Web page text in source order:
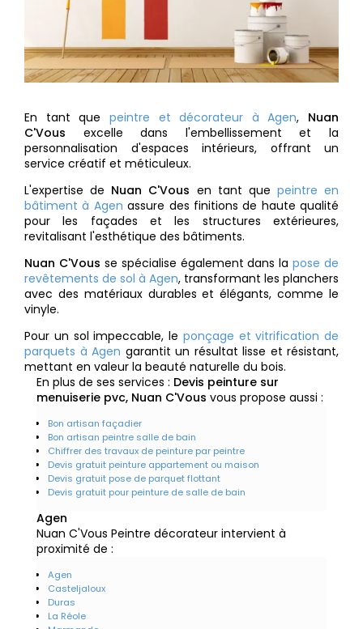
En tant que peintre et décorateur à Agen, Nuan
C'Vous excelle dans l'embellissement et la
personnalisation d'espaces intérieurs, offrant un
service créatif et méticuleux.
L'expertise de Nuan C'Vous en tant que peintre en
bâtiment à Agen assure des finitions de haute qualité
pour les façades et les structures extérieures,
revitalisant l'esthétique des bâtiments.
Nuan C'Vous se spécialise également dans lapose de
revêtements de sol à Agen, transformant les planchers
avec des matériaux durables et élégants, comme le
vinyle.
Pour un sol impeccable, le ponçage et vitrification de
parquets à Agen garantit un résultat lisse et résistant,
mettant en valeur la beauté naturelle du bois.
En plus de ses services : Devis peinture sur
menuiserie pvc, Nuan C'Vous vous propose aussi :
Bon artisan façadier
Bon artisan peintre salle de bain
Chiffrer des travaux de peinture par peintre
Devis gratuit peinture appartement ou maison
Devis gratuit pose de parquet flottant
Devis gratuit pour peinture de salle de bain
Agen
Nuan C'Vous Peintre décorateur intervient à
proximité de :
Agen
Casteljaloux
Duras
La Réole